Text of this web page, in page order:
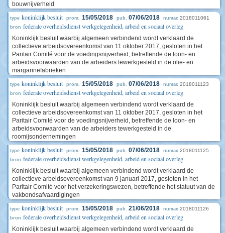
bouwnijverheid
type koninklijk besluit prom. 15/05/2018 pub. 07/06/2018 numac 2018011061
bron federale overheidsdienst werkgelegenheid, arbeid en sociaal overleg
Koninklijk besluit waarbij algemeen verbindend wordt verklaard de
collectieve arbeidsovereenkomst van 11 oktober 2017, gesloten in het
Paritair Comité voor de voedingsnijverheid, betreffende de loon- en
arbeidsvoorwaarden van de arbeiders tewerkgesteld in de olie- en
margarinefabrieken
type koninklijk besluit prom. 15/05/2018 pub. 07/06/2018 numac 2018011123
bron federale overheidsdienst werkgelegenheid, arbeid en sociaal overleg
Koninklijk besluit waarbij algemeen verbindend wordt verklaard de
collectieve arbeidsovereenkomst van 11 oktober 2017, gesloten in het
Paritair Comité voor de voedingsnijverheid, betreffende de loon- en
arbeidsvoorwaarden van de arbeiders tewerkgesteld in de
roomijsondernemingen
type koninklijk besluit prom. 15/05/2018 pub. 07/06/2018 numac 2018011125
bron federale overheidsdienst werkgelegenheid, arbeid en sociaal overleg
Koninklijk besluit waarbij algemeen verbindend wordt verklaard de
collectieve arbeidsovereenkomst van 9 januari 2017, gesloten in het
Paritair Comité voor het verzekeringswezen, betreffende het statuut van de
vakbondsafvaardigingen
type koninklijk besluit prom. 15/05/2018 pub. 21/06/2018 numac 2018011126
bron federale overheidsdienst werkgelegenheid, arbeid en sociaal overleg
Koninklijk besluit waarbij algemeen verbindend wordt verklaard de